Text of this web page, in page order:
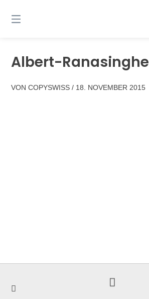
zum
Albert-Ranasinghe
VONCOPYSWISS / 18. NOVEMBER 2015